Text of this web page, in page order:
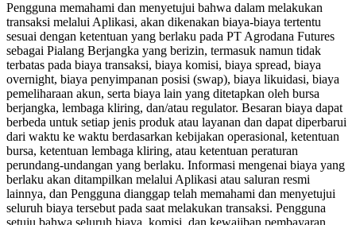
Pengguna memahami dan menyetujui bahwa dalam melakukan
transaksi melalui Aplikasi, akan dikenakan biaya-biaya tertentu
sesuai dengan ketentuan yang berlaku pada PT Agrodana Futures
sebagai Pialang Berjangka yang berizin, termasuk namun tidak
terbatas pada biaya transaksi, biaya komisi, biaya spread, biaya
overnight, biaya penyimpanan posisi (swap), biaya likuidasi, biaya
pemeliharaan akun, serta biaya lain yang ditetapkan oleh bursa
berjangka, lembaga kliring, dan/atau regulator. Besaran biaya dapat
berbeda untuk setiap jenis produk atau layanan dan dapat diperbarui
dari waktu ke waktu berdasarkan kebijakan operasional, ketentuan
bursa, ketentuan lembaga kliring, atau ketentuan peraturan
perundang-undangan yang berlaku. Informasi mengenai biaya yang
berlaku akan ditampilkan melalui Aplikasi atau saluran resmi
lainnya, dan Pengguna dianggap telah memahami dan menyetujui
seluruh biaya tersebut pada saat melakukan transaksi. Pengguna